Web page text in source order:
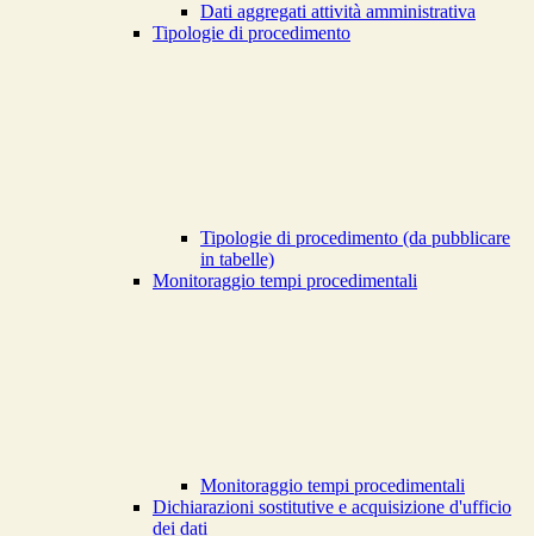
Dati aggregati attività amministrativa
Tipologie di procedimento
Tipologie di procedimento (da pubblicare
in tabelle)
Monitoraggio tempi procedimentali
Monitoraggio tempi procedimentali
Dichiarazioni sostitutive e acquisizione d'ufficio
dei dati